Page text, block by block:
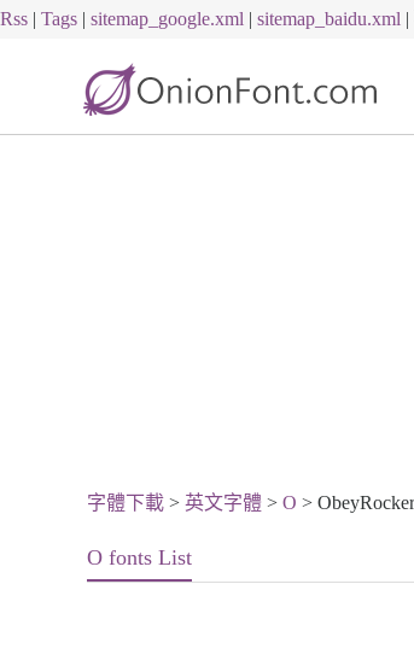
Rss | Tags | sitemap_google.xml | sitemap_baidu.xml |
字體下載 > 英文字體 > O >
O fonts List